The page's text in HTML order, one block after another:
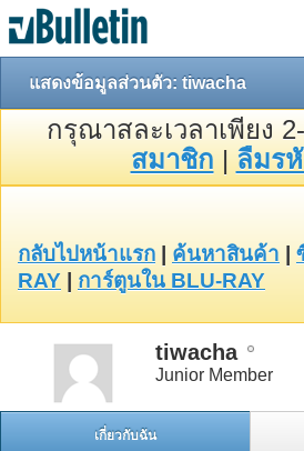
แสดงข้อมูลส่วนตัว: tiwacha
กรุณาสละเวลาเพียง
สมาชิก | ลืมร
กลับไปหน้าแรก ค้นหาสินค้า
RAY
การ์ตูนใน BLU-RAY
tiwacha
Junior Member
เกี่ยวกับฉัน